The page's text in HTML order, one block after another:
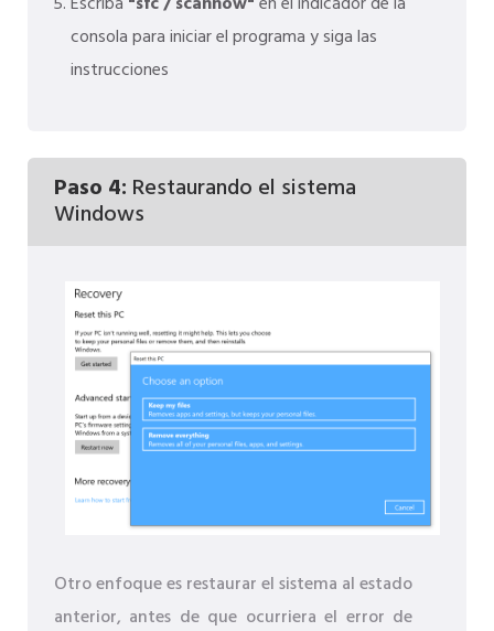
consola para iniciar el programa y siga las
instrucciones
Paso 4: Restaurando el sistema
Windows
Otro enfoque es restaurar el sistema al estado
anterior, antes de que ocurriera el error de